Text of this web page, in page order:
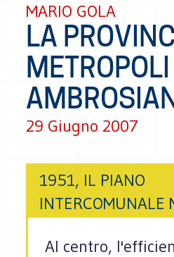
MARIO GOLA
LA
METROPOLI
29 Giugno 2007
1951, IL PIANO
INTERCOMUNALE
Al centro,